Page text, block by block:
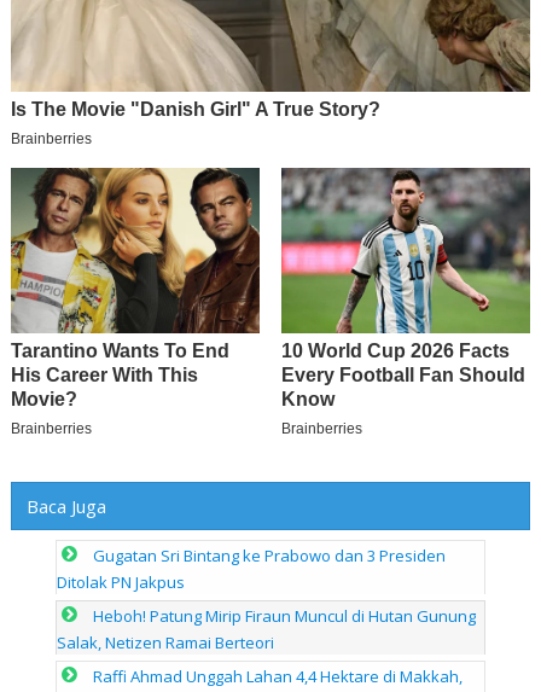
Baca Juga
Gugatan Sri Bintang ke Prabowo dan 3 Presiden
Ditolak PN Jakpus
Heboh! Patung Mirip Firaun Muncul di Hutan Gunung
Salak, Netizen Ramai Berteori
Raffi Ahmad Unggah Lahan 4,4 Hektare di Makkah,